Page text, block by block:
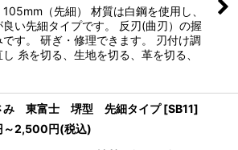
（先細） 材質は白鋼を使用し、
良い先細タイプです。 反刃(曲刃）の握
です。 研ぎ・修理できます。 刃付け調
糸を切る、生地を切る、革を切る、
み 東富士 堺型 先細タイプ [SB11]
～2,500円(税込)